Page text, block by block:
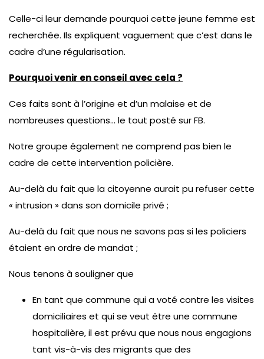
Celle-ci leur demande pourquoi cette jeune femme est
recherchée. Ils expliquent vaguement que c’est dans le
cadre d’une régularisation.
Pourquoi venir en conseil avec cela ?
Ces faits sont à l’origine et d’un malaise et de
nombreuses questions… le tout posté sur FB.
Notre groupe également ne comprend pas bien le
cadre de cette intervention policière.
Au-delà du fait que la citoyenne aurait pu refuser cette
« intrusion » dans son domicile privé ;
Au-delà du fait que nous ne savons pas si les policiers
étaient en ordre de mandat ;
Nous tenons à souligner que
En tant que commune qui a voté contre les visites
domiciliaires et qui se veut être une commune
hospitalière, il est prévu que nous nous engagions
tant vis-à-vis des migrants que des